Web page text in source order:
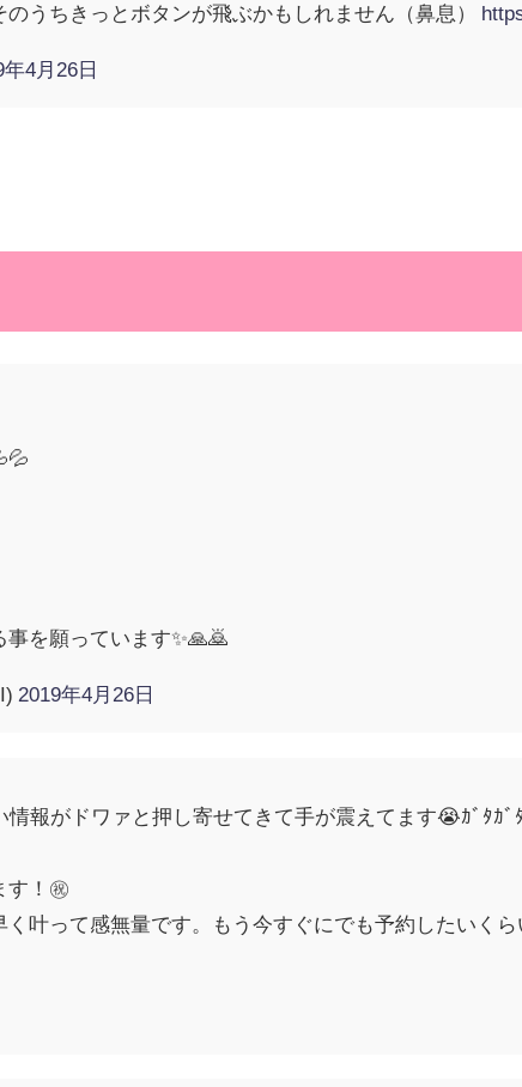
うちきっとボタンが飛ぶかもしれません（鼻息）
年4月26日
を願っています✨🙏🙇
2019年4月26日
情報がドワァと押し寄せてきて手が震えてます😭ｶﾞﾀｶﾞ
す！㊗️
叶って感無量です。もう今すぐにでも予約したいく